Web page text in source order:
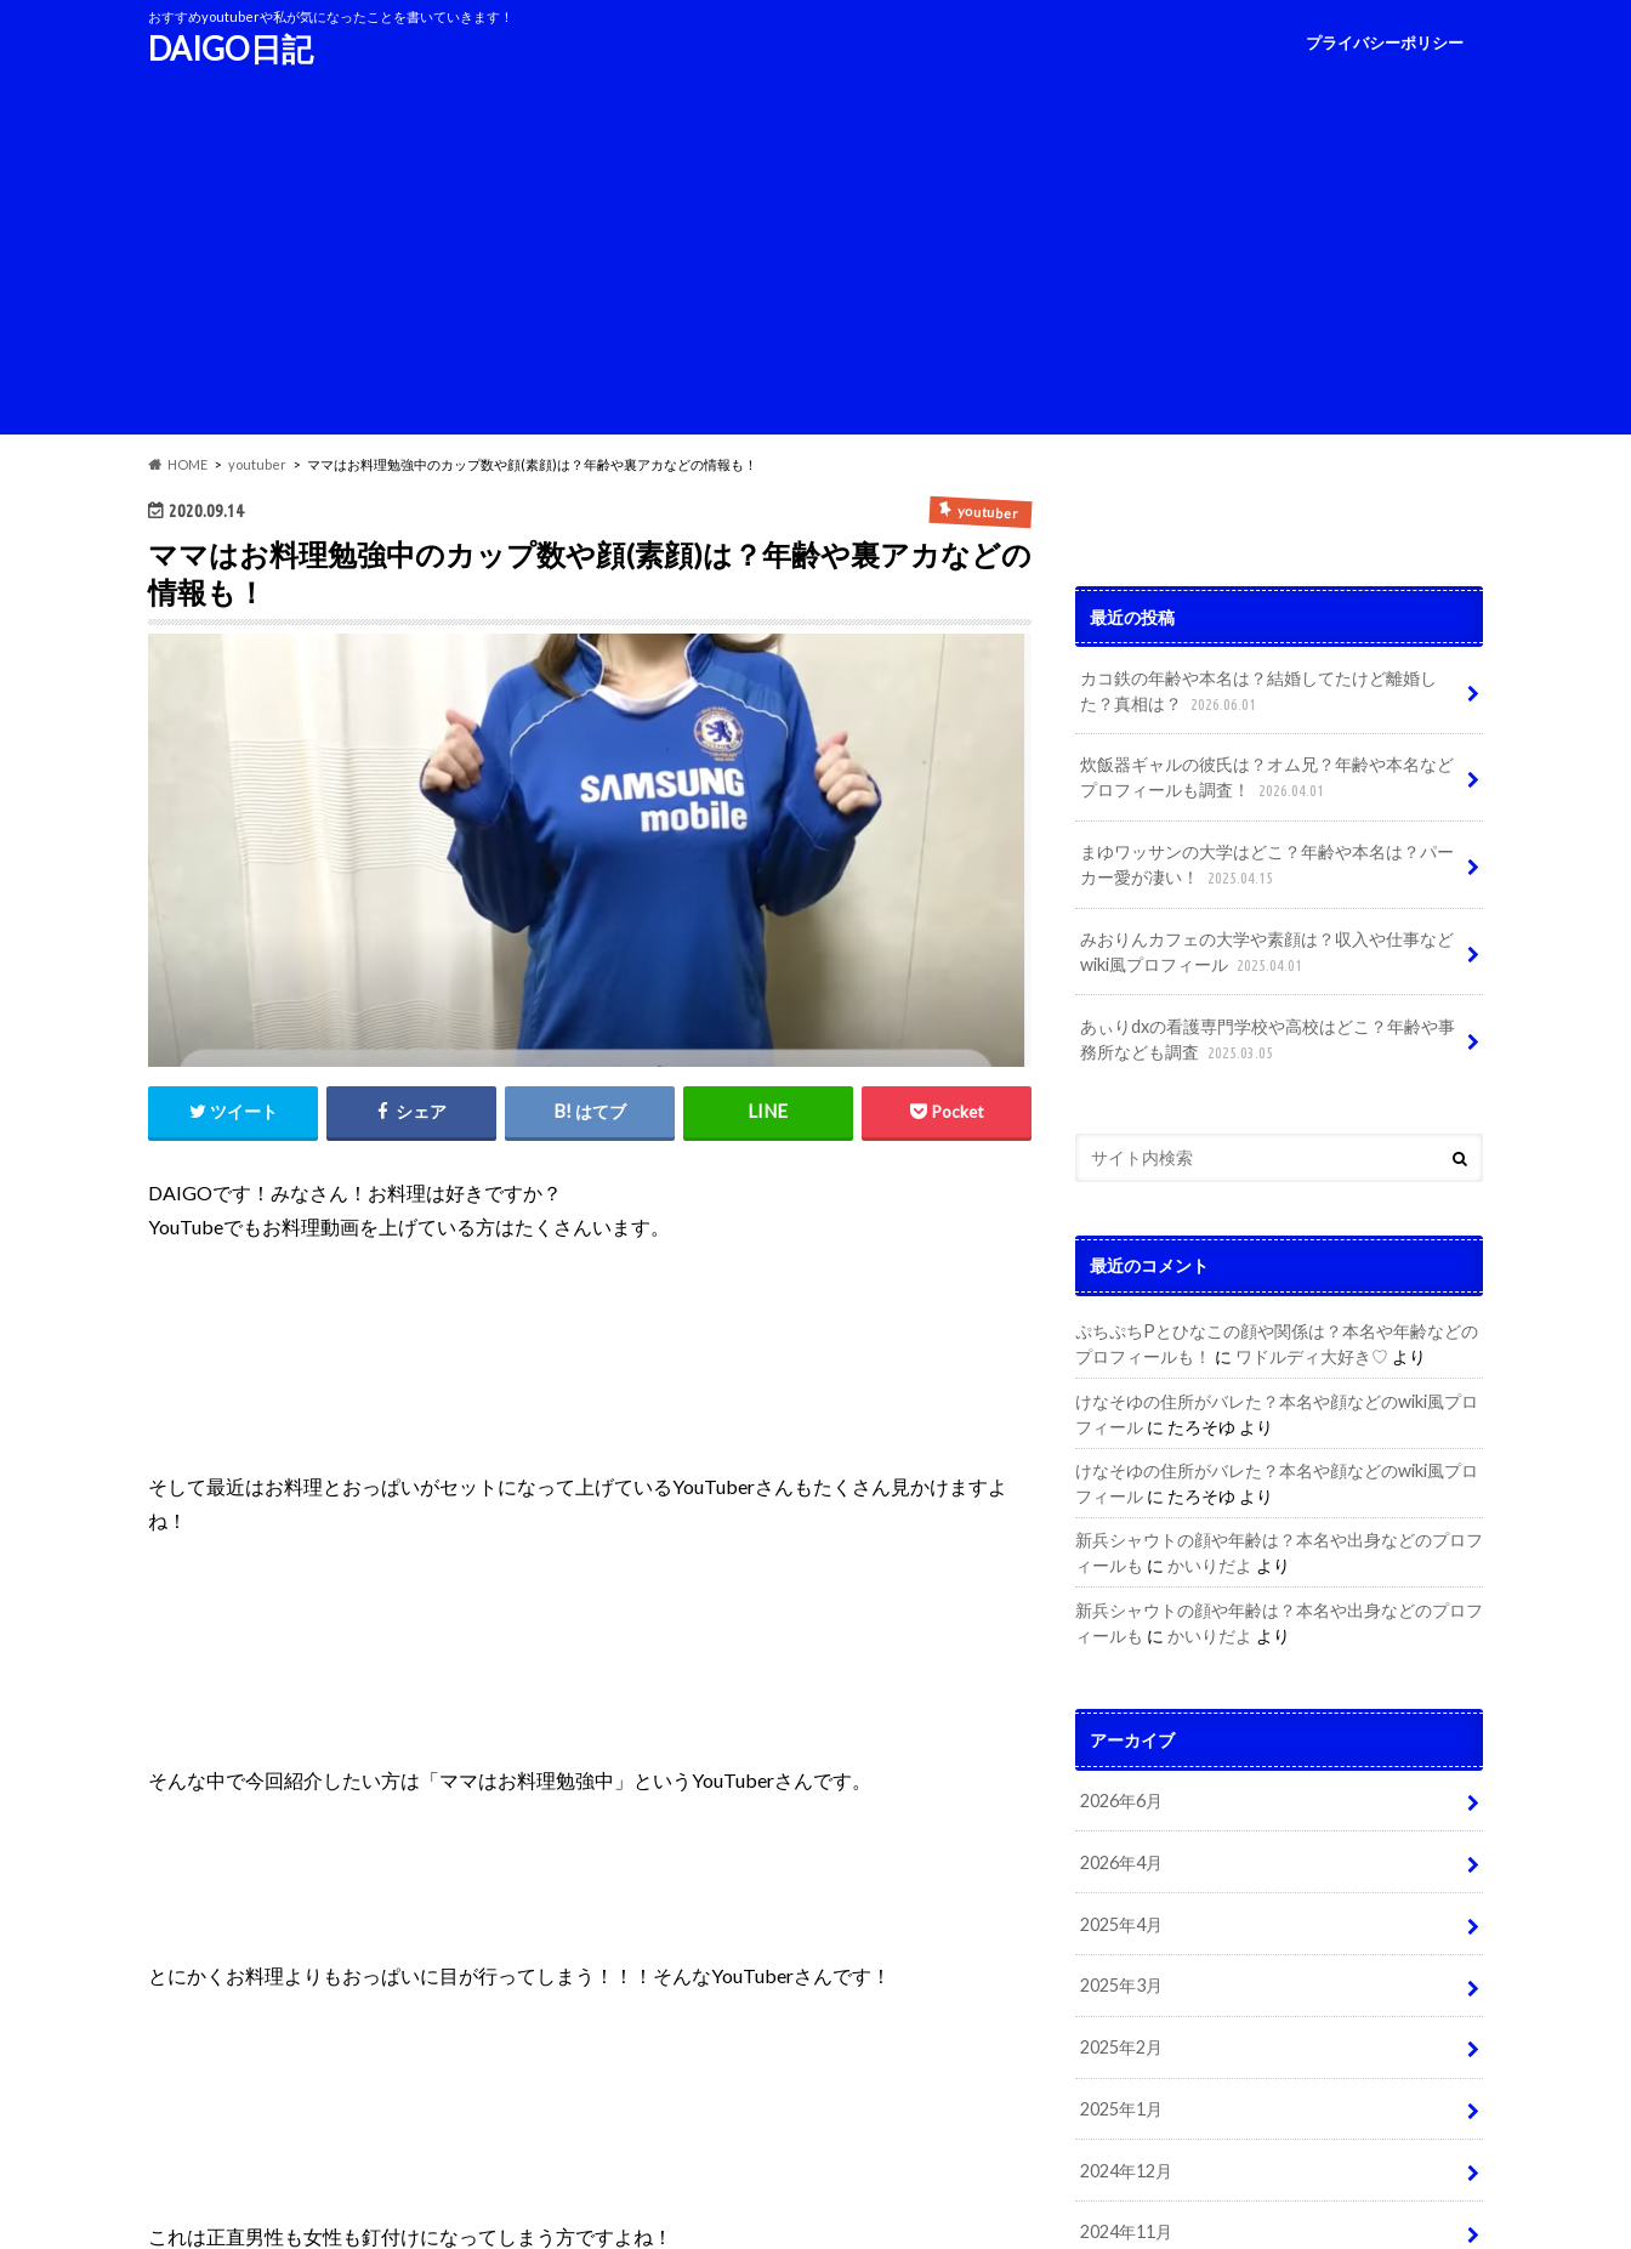
おすすめyoutuberや私が気になったことを書いていきます！
DAIGO日記 プライバシーポリシー
HOME youtuber ママはお料理勉強中のカップ数や顔(素顔)は？年齢や裏アカなどの情報も！
2020.09.14 youtuber
ママはお料理勉強中のカップ数や顔(素顔)は？年齢や裏アカなどの
情報も！
ツイート シェア はてブ Pocket
DAIGOです！ みなさん！お料理は好きですか？
YouTubeでもお料理動画を上げている方はたくさんいます。
そして最近はお料理とおっぱいがセットになって上げているYouTuberさんもたくさん見かけますよ
ね！
そんな中で今回紹介したい方は「ママはお料理勉強中」という YouTuberさんです。
とにかくお料理よりもおっぱいに目が行ってしまう！！！ そんなYouTuberさんです！
これは正直男性も女性も釘付けになってしまう方ですよね！
最近の投稿
カコ鉄の年齢や本名は？結婚してたけど離婚し
た？真相は？
2026.06.01
炊飯器ギャルの彼氏は？オム兄？年齢や本名など
プロフィールも調査！
2026.04.01
まゆワッサンの大学はどこ？年齢や本名は？パー
カー愛が凄い！
2025.04.15
みおりんカフェの大学や素顔は？収入や仕事など
wiki風プロフィール 2025.04.01
あぃりdxの看護専門学校や高校はどこ？年齢や事
務所なども調査
2025.03.05
最近のコメント
ぷちぷちPとひなこの顔や関係は？本名や年齢などの
プロフィールも！ に ワドルディ大好き♡ より
けなそゆの住所がバレた？本名や顔などのwiki風プロ
フィール に たろそゆ より
けなそゆの住所がバレた？本名や顔などのwiki風プロ
フィール に たろそゆ より
新兵シャウトの顔や年齢は？本名や出身などのプロフ
ィールも に かいりだよ より
新兵シャウトの顔や年齢は？本名や出身などのプロフ
ィールも に かいりだよ より
アーカイブ
2026年6月
2026年4月
2025年4月
2025年3月
2025年2月
2025年1月
2024年12月
2024年11月